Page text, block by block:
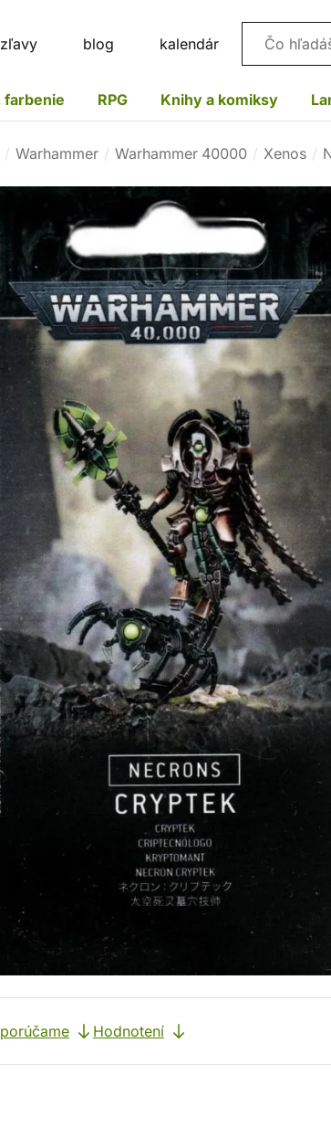
zľavy blog kalendár
farbenie RPG Knihy a komiksy
Warhammer Warhammer 40000 Xenos
Hodnotení